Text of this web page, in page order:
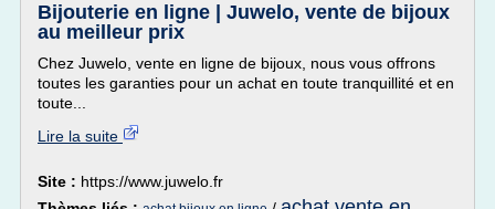
Bijouterie en ligne | Juwelo, vente de bijoux
au meilleur prix
Chez Juwelo, vente en ligne de bijoux, nous vous offrons
toutes les garanties pour un achat en toute tranquillité et en
toute...
Lire la suite
Site : https://www.juwelo.fr